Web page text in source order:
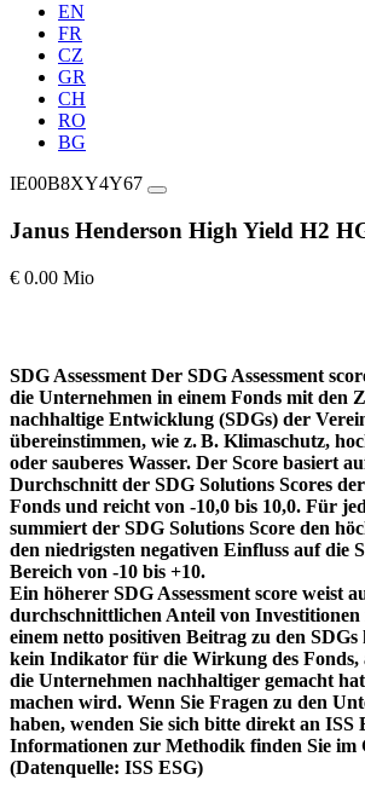
EN
FR
CZ
GR
CH
RO
BG
IE00B8XY4Y67
Janus Henderson High Yield H2
€ 0.00 Mio
SDG Assessment Der SDG Assessment
die Unternehmen in einem Fonds mit den
nachhaltige Entwicklung (SDGs) der
übereinstimmen, wie z. B. Klimaschutz,
oder sauberes Wasser. Der Score basiert
Durchschnitt der SDG Solutions Scores
Fonds und reicht von -10,0 bis 10,0. Für
summiert der SDG Solutions Score den
den niedrigsten negativen Einfluss auf die
Bereich von -10 bis +10.
Ein höherer SDG Assessment score weist
durchschnittlichen Anteil von
einem netto positiven Beitrag zu den SDGs
kein Indikator für die Wirkung des Fonds,
die Unternehmen nachhaltiger gemacht
machen wird. Wenn Sie Fragen zu den
haben, wenden Sie sich bitte direkt an ISS
Informationen zur Methodik finden Sie im
(Datenquelle: ISS ESG)